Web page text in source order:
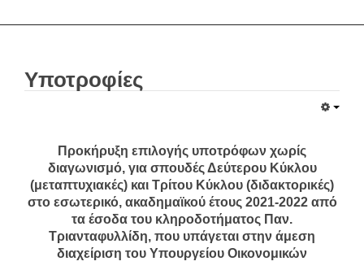
Αστική μετακίνηση
Ακαδημαϊκή Ταυτότητα (πάσο)
Υποτροφίες
Κοινωνική μέριμνα
ΕΣΤΙΑΤΌΡΙΑ
Υποτροφίες
Προκήρυξη επιλογής υποτρόφων χωρίς
διαγωνισμό, για σπουδές Δεύτερου Κύκλου
(μεταπτυχιακές) και Τρίτου Κύκλου (διδακτορικές)
στο εσωτερικό, ακαδημαϊκού έτους 2021-2022 από
τα έσοδα του κληροδοτήματος Παν.
Τριανταφυλλίδη, που υπάγεται στην άμεση
διαχείριση του Υπουργείου Οικονομικών